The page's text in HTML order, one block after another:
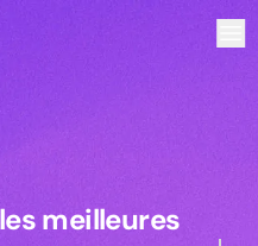
meilleures
meilleures